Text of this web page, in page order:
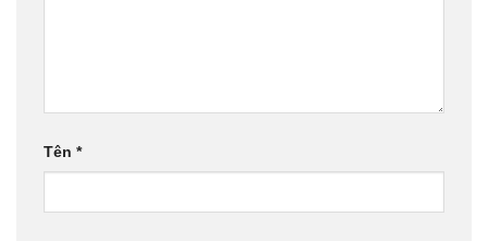
Tên *